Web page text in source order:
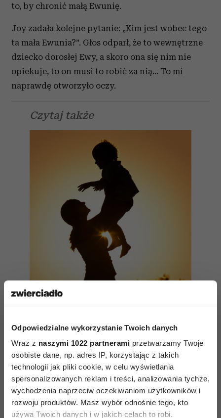
Odpowiedzialne wykorzystanie Twoich danych
Wraz z naszymi 1022 partnerami przetwarzamy Twoje
osobiste dane, np. adres IP, korzystając z takich
technologii jak pliki cookie, w celu wyświetlania
spersonalizowanych reklam i treści, analizowania tychże,
wychodzenia naprzeciw oczekiwaniom użytkowników i
rozwoju produktów. Masz wybór odnośnie tego, kto
używa Twoich danych i w jakich celach to robi.
to, by chronić małą Ewunię.
Joy zadała kolejne pytanie: „Kim jest wobec tego
ta mała Ewunia?”. Głos odparł, że to wewnętrzne
dziecko dorosłej Ewy, a skoro ona się nim nie
opiekuje, to on musi to robić za nią... To mi
naprawdę otworzyło oczy.
Czytaj także
na manowce? Tłumaczy Wojciech
Eichelberger
Czy nie jest to zbyt surowy opiekun dla
dziecka?
Jest surowy, ale jest też skuteczny. Niestety, ta